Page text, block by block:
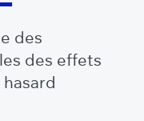
des
des effets